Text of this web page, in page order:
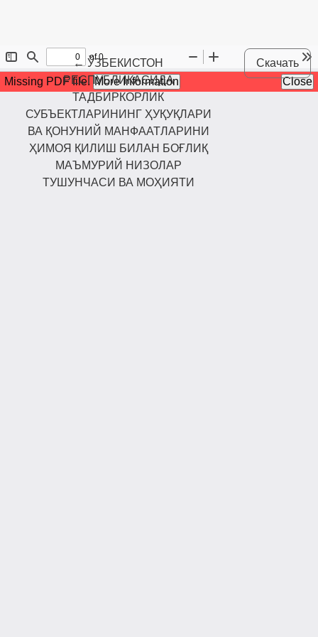
←Maqola tafsilotlariga qaytish
ЎЗБЕКИСТОН
РЕСПУБЛИКАСИДА
ТАДБИРКОРЛИК
СУБЪЕКТЛАРИНИНГ ҲУҚУҚЛАРИ
ВА ҚОНУНИЙ МАНФААТЛАРИНИ
ҲИМОЯ ҚИЛИШ БИЛАН БОҒЛИҚ
МАЪМУРИЙ НИЗОЛАР
ТУШУНЧАСИ ВА МОҲИЯТИ
Скачать